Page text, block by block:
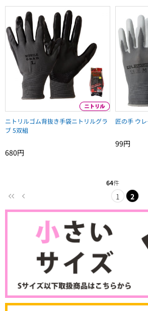
ニトリルゴム背抜き手袋ニトリルグラ
ブ 5双組
680円
匠の手 ウ
99円
64件
1 2